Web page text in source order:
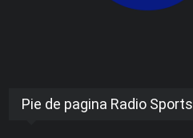
Pie de pagina Radio Sports